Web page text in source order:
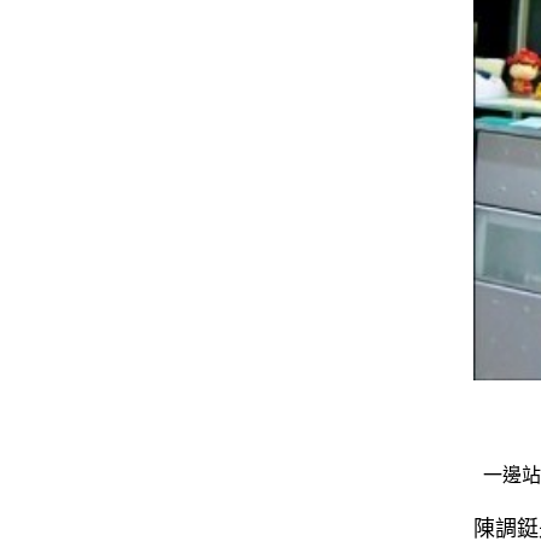
一邊
陳調